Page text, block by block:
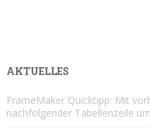
AKTUELLES
FrameMaker Quicktipp: Mit
nachfolgender Tabellenzeile